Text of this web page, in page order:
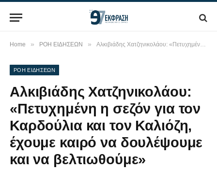
Home » ΡΟΗ ΕΙΔΗΣΕΩΝ » Αλκιβιάδης Χατζηνικολάου: «Πετυχημένη η σεζόν για τον Καρδούλια και τον Καλιόζη, έχουμε καιρό να δουλέψουμε και να βελτιωθούμε»
ΡΟΗ ΕΙΔΗΣΕΩΝ
Αλκιβιάδης Χατζηνικολάου:
«Πετυχημένη η σεζόν για τον
Καρδούλια και τον Καλιόζη,
έχουμε καιρό να δουλέψουμε
και να βελτιωθούμε»